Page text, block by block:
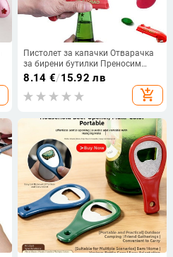
Пистолет за капачки Отварачка
за бирени бутилки Преносим
пистолет за отваряне на напитки
Пистолет за изстрелване на
капачка Кухненски парти
Консумативи Бар Инструмент
Кухненски аксесоари
8.14 €/15.92 лв
add_shopping_cart